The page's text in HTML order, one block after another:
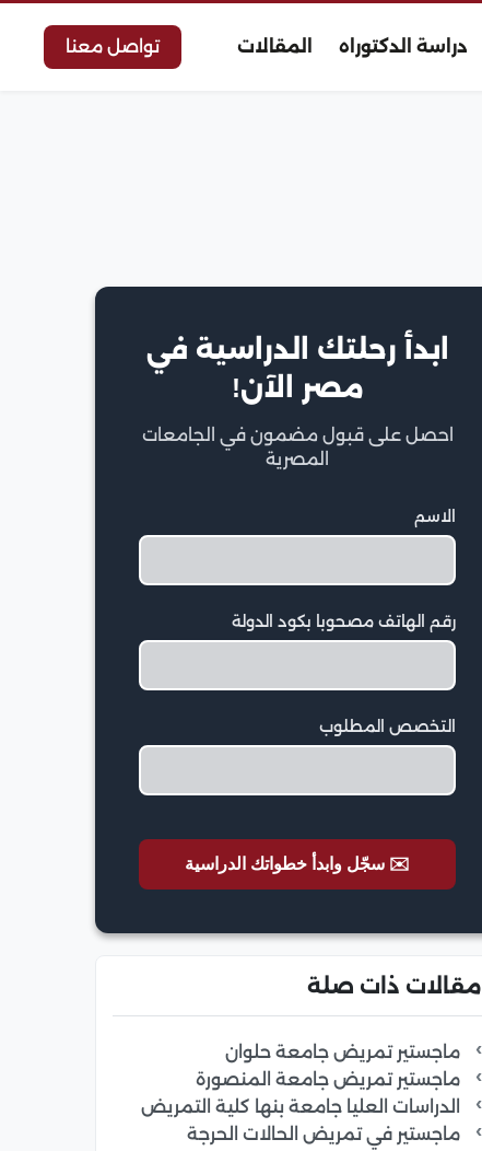
دراسة الدكتوراه المقالات تواصل معنا
ابدأ رحلتك الدراسية في
مصر الآن!
احصل على قبول مضمون في الجامعات
المصرية
الاسم
رقم الهاتف مصحوبا بكود الدولة
التخصص المطلوب
✉️ سجّل وابدأ خطواتك الدراسية
مقالات ذات صلة
ماجستير تمريض جامعة حلوان
ماجستير تمريض جامعة المنصورة
الدراسات العليا جامعة بنها كلية التمريض
ماجستير في تمريض الحالات الحرجة